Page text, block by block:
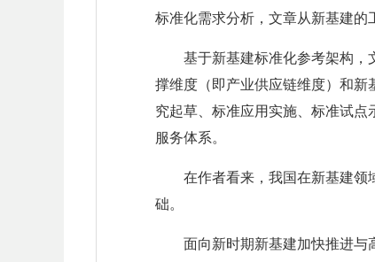
标准化需求分析，文章从新基建的
基于新基建标准化参考架构，
撑维度（即产业供应链维度）和
究起草、标准应用实施、标准试
服务体系。
在作者看来，我国在新基建领
础。
面向新时期新基建加快推进与